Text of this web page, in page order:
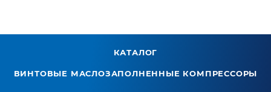
КАТАЛОГ
ВИНТОВЫЕ МАСЛОЗАПОЛНЕННЫЕ КОМПРЕССОРЫ